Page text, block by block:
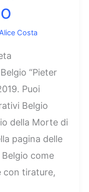
Costa
“Pieter
Puoi
Belgio
della Morte di
pagina delle
come
con tirature,